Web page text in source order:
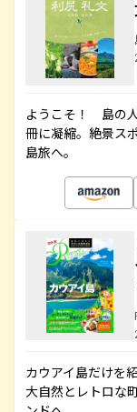
ようこそ！ 島の
冊に凝縮。絶景ス
島旅へ。
カウアイ島だけを
大自然とレトロな